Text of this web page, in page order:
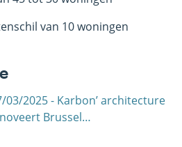
van 10 woningen
2025 - Karbon’ architecture
Brussel…